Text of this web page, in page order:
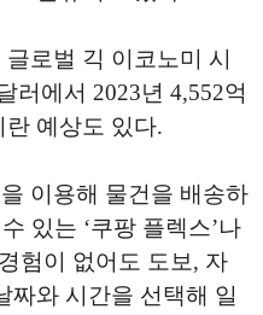
로벌 긱 이코노미 시
러에서 2023년 4,552억
예상도 있다.
이용해 물건을 배송하
있는 ‘쿠팡 플렉스’나
험이 없어도 도보, 자
짜와 시간을 선택해 일